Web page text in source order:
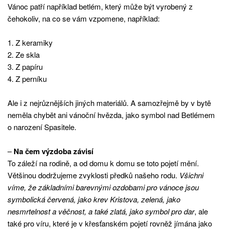
Vánoc patří například betlém, který může být vyrobený z
čehokoliv, na co se vám vzpomene, například:
1. Z keramiky
2. Ze skla
3. Z papíru
4. Z perníku
Ale i z nejrůznějších jiných materiálů. A samozřejmě by v bytě
neměla chybět ani vánoční hvězda, jako symbol nad Betlémem
o narození Spasitele.
–Na čem výzdoba závisí
To záleží na rodině, a od domu k domu se toto pojetí mění.
Většinou dodržujeme zvyklosti předků našeho rodu. Všichni
víme, že základními barevnými ozdobami pro vánoce jsou
symbolická červená, jako krev Kristova, zelená, jako
nesmrtelnost a věčnost, a také zlatá, jako symbol pro dar, ale
také pro víru, které je v křesťanském pojetí rovněž jímána jako